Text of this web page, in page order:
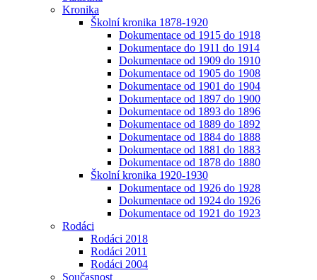
Kronika
Školní kronika 1878-1920
Dokumentace od 1915 do 1918
Dokumentace do 1911 do 1914
Dokumentace od 1909 do 1910
Dokumentace od 1905 do 1908
Dokumentace od 1901 do 1904
Dokumentace od 1897 do 1900
Dokumentace od 1893 do 1896
Dokumentace od 1889 do 1892
Dokumentace od 1884 do 1888
Dokumentace od 1881 do 1883
Dokumentace od 1878 do 1880
Školní kronika 1920-1930
Dokumentace od 1926 do 1928
Dokumentace od 1924 do 1926
Dokumentace od 1921 do 1923
Rodáci
Rodáci 2018
Rodáci 2011
Rodáci 2004
Současnost